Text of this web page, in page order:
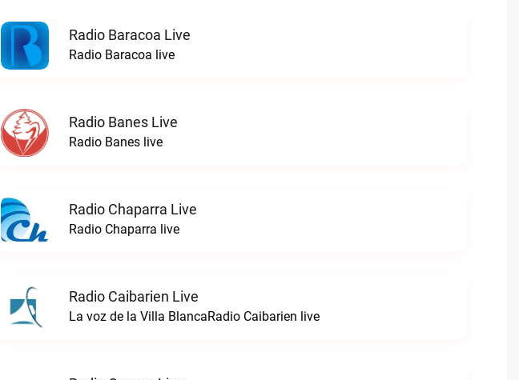
Radio Baracoa Live
Radio Baracoa live
Radio Banes Live
Radio Banes live
Radio Chaparra Live
Radio Chaparra live
Radio Caibarien Live
La voz de la Villa BlancaRadio Caibarien live